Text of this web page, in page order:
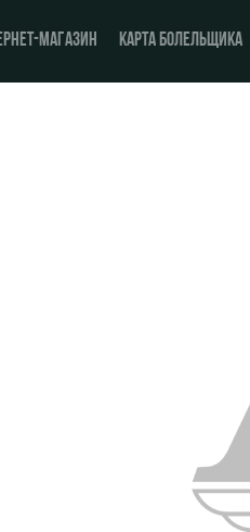
МАГАЗИН КАРТА БОЛЕЛЬЩИКА
Антидопинг